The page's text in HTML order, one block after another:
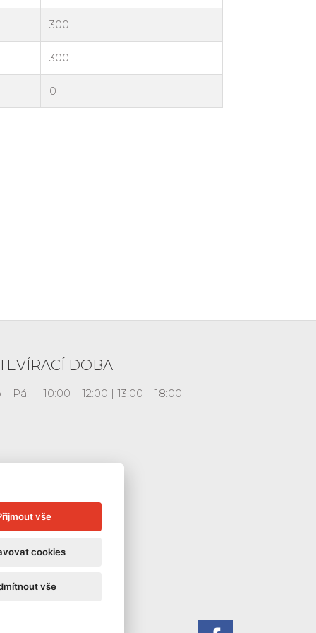
DOBA
– Pá: 10:00 – 12:00 | 13:00 – 18:00
vše
cookies
vše